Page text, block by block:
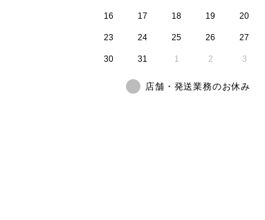
16 17 18 19 20
23 24 25 26 27
30 31 1 2 3
店舗・発送業務のお休み